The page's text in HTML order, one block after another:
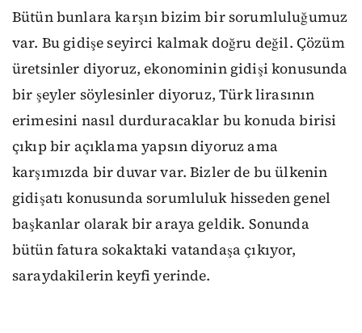
Bütün bunlara karşın bizim bir sorumluluğumuz
var. Bu gidişe seyirci kalmak doğru değil. Çözüm
üretsinler diyoruz, ekonominin gidişi konusunda
bir şeyler söylesinler diyoruz, Türk lirasının
erimesini nasıl durduracaklar bu konuda birisi
çıkıp bir açıklama yapsın diyoruz ama
karşımızda bir duvar var. Bizler de bu ülkenin
gidişatı konusunda sorumluluk hisseden genel
başkanlar olarak bir araya geldik. Sonunda
bütün fatura sokaktaki vatandaşa çıkıyor,
saraydakilerin keyfi yerinde.